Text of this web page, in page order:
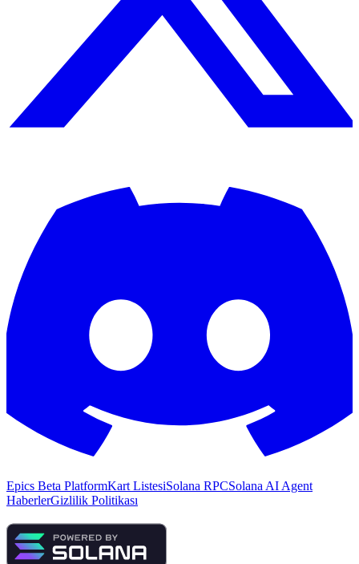
Epics Beta PlatformKart ListesiSolana RPCSolana AI Agent
HaberlerGizlilik Politikası